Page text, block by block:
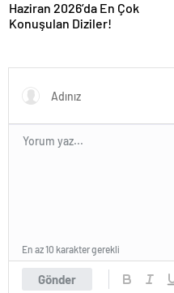
Haziran 2026’da En Çok
Konuşulan Diziler!
Gönder
En az 10 karakter gerekli